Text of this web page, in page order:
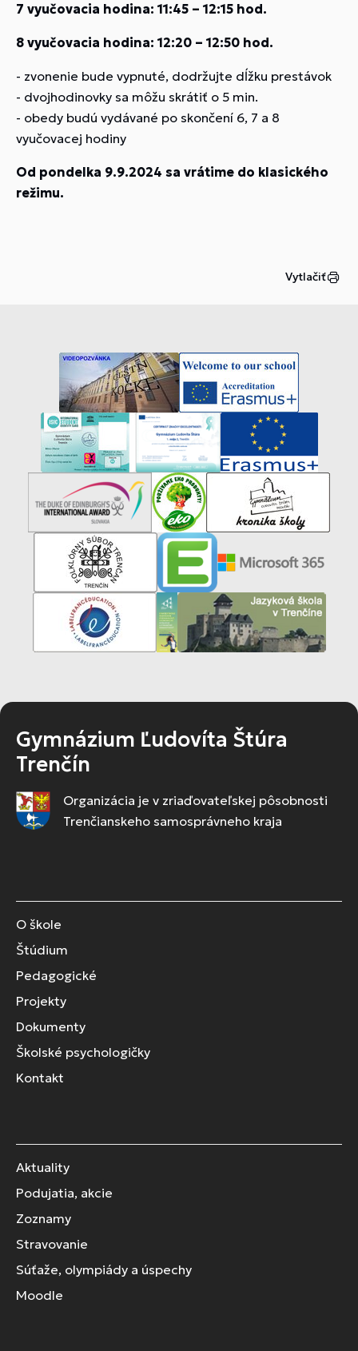
7 vyučovacia hodina: 11:45 – 12:15 hod.
8 vyučovacia hodina: 12:20 – 12:50 hod.
- zvonenie bude vypnuté, dodržujte dĺžku prestávok
- dvojhodinovky sa môžu skrátiť o 5 min.
- obedy budú vydávané po skončení 6, 7 a 8
vyučovacej hodiny
Od pondelka 9.9.2024 sa vrátime do klasického
režimu.
Vytlačiť
Gymnázium Ľudovíta Štúra
Trenčín
Organizácia je v zriaďovateľskej pôsobnosti
Trenčianskeho samosprávneho kraja
O škole
Štúdium
Pedagogické
Projekty
Dokumenty
Školské psychologičky
Kontakt
Aktuality
Podujatia, akcie
Zoznamy
Stravovanie
Súťaže, olympiády a úspechy
Moodle